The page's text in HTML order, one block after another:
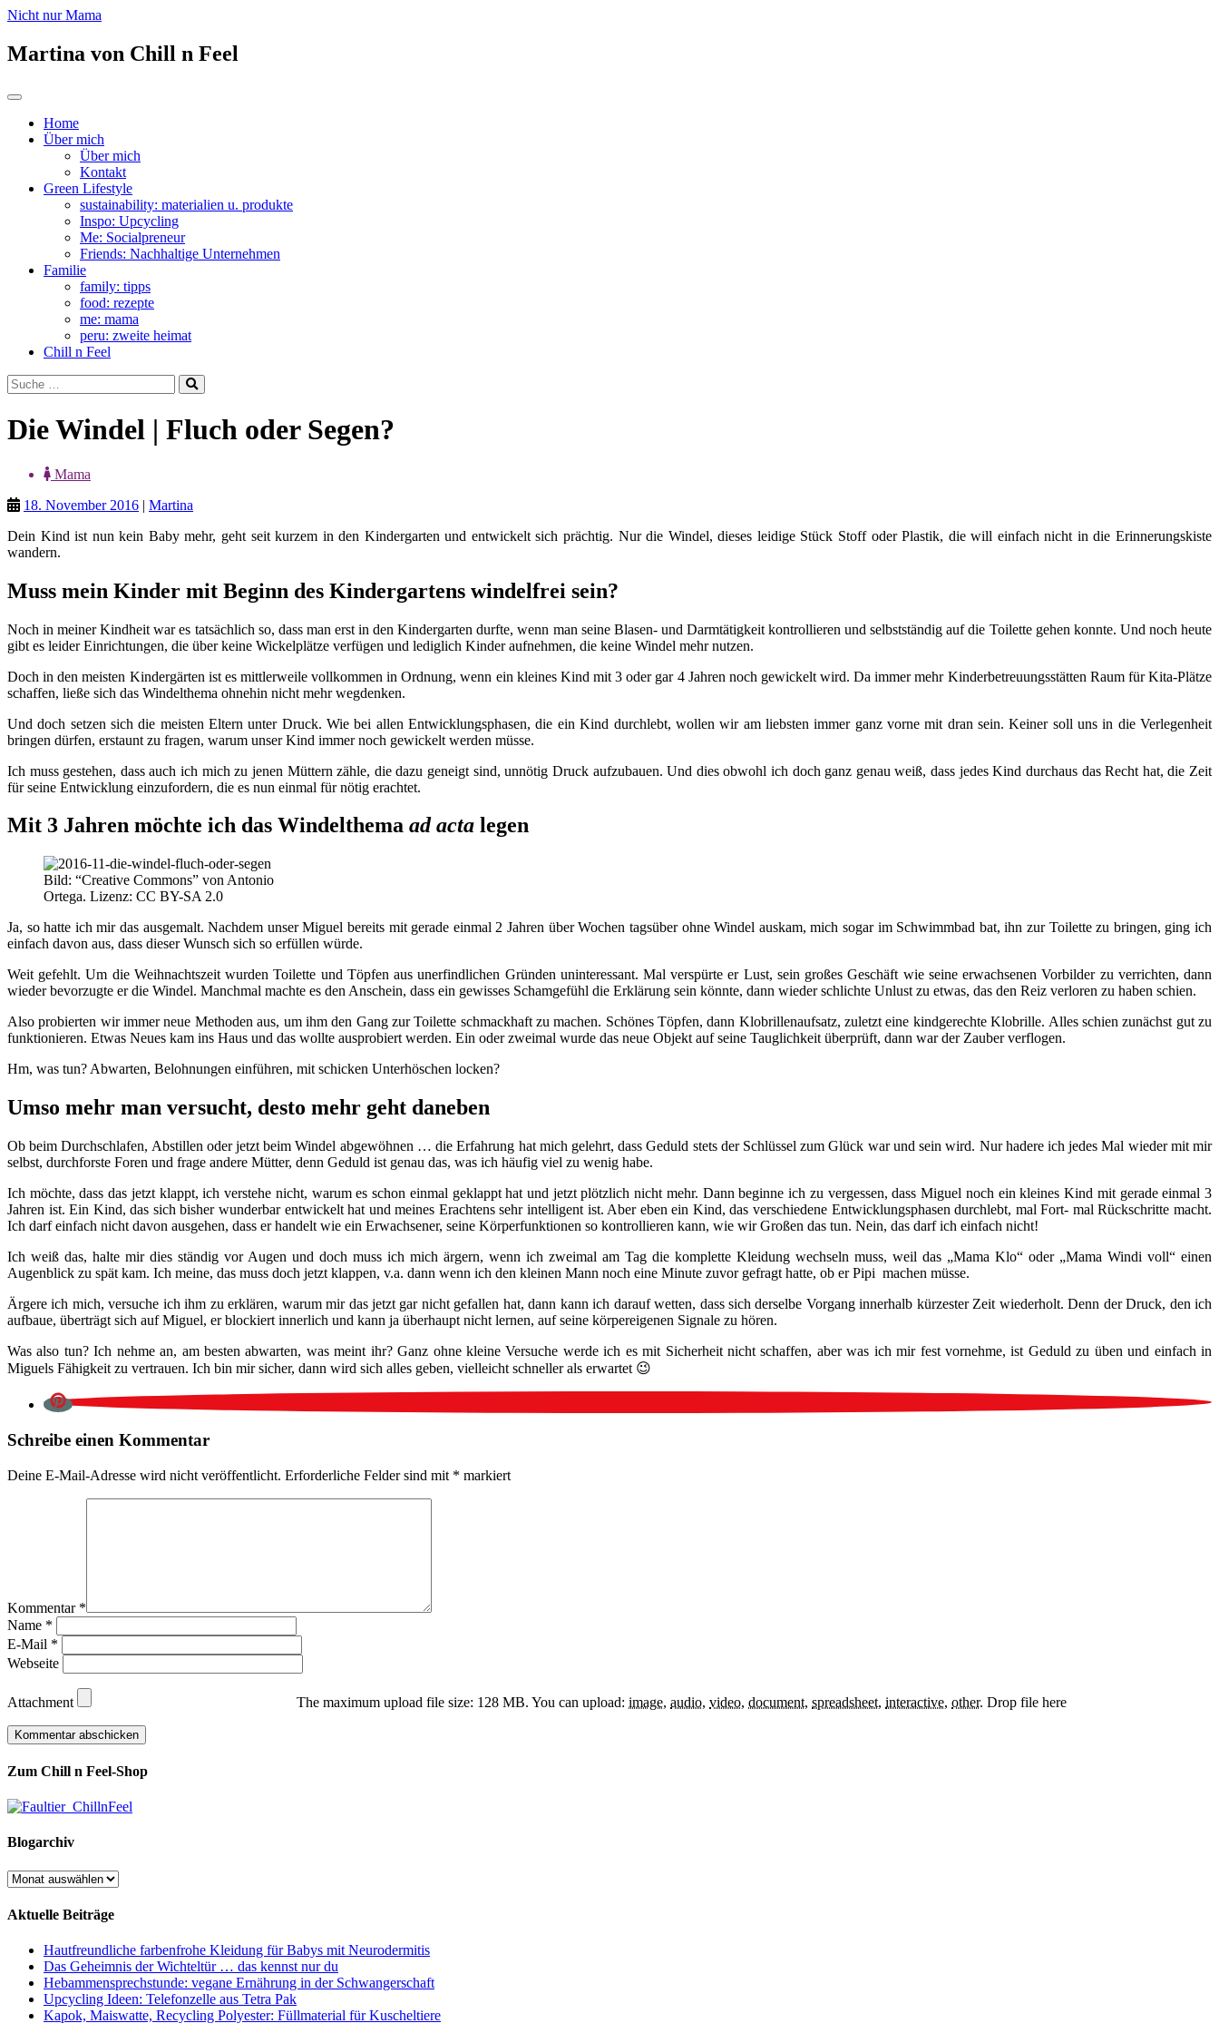
Nicht nur Mama
Martina von Chill n Feel
Zum
springen
Toggle
navigationHome
Über mich
Über mich
Kontakt
Green Lifestyle
sustainability: materialien u. produkte
Inspo: Upcycling
Me: Socialpreneur
Friends: Nachhaltige Unternehmen
Familie
family: tipps
food: rezepte
me: mama
peru: zweite heimat
Chill n Feel
Die Windel | Fluch oder Segen?
Mama
18. November 2016 | Martina
Dein Kind ist nun kein Baby mehr, geht seit kurzem in den Kindergarten und entwickelt sich prächtig. Nur die Windel, dieses leidige Stück Stoff oder Plastik, die will einfach nicht in die Erinnerungskiste
wandern.
Muss mein Kinder mit Beginn des Kindergartens windelfrei sein?
Noch in meiner Kindheit war es tatsächlich so, dass man erst in den Kindergarten durfte, wenn man seine Blasen- und Darmtätigkeit kontrollieren und selbstständig auf die Toilette gehen konnte. Und noch heute
gibt es leider Einrichtungen, die über keine Wickelplätze verfügen und lediglich Kinder aufnehmen, die keine Windel mehr nutzen.
Doch in den meisten Kindergärten ist es mittlerweile vollkommen in Ordnung, wenn ein kleines Kind mit 3 oder gar 4 Jahren noch gewickelt wird. Da immer mehr Kinderbetreuungsstätten Raum für Kita-Plätze
schaffen, ließe sich das Windelthema ohnehin nicht mehr wegdenken.
Und doch setzen sich die meisten Eltern unter Druck. Wie bei allen Entwicklungsphasen, die ein Kind durchlebt, wollen wir am liebsten immer ganz vorne mit dran sein. Keiner soll uns in die Verlegenheit
bringen dürfen, erstaunt zu fragen, warum unser Kind immer noch gewickelt werden müsse.
Ich muss gestehen, dass auch ich mich zu jenen Müttern zähle, die dazu geneigt sind, unnötig Druck aufzubauen. Und dies obwohl ich doch ganz genau weiß, dass jedes Kind durchaus das Recht hat, die Zeit
für seine Entwicklung einzufordern, die es nun einmal für nötig erachtet.
Mit 3 Jahren möchte ich das Windelthema ad acta legen
Bild: “Creative Commons” von Antonio
Ortega. Lizenz: CC BY-SA 2.0
Ja, so hatte ich mir das ausgemalt. Nachdem unser Miguel bereits mit gerade einmal 2 Jahren über Wochen tagsüber ohne Windel auskam, mich sogar im Schwimmbad bat, ihn zur Toilette zu bringen, ging ich
einfach davon aus, dass dieser Wunsch sich so erfüllen würde.
Weit gefehlt. Um die Weihnachtszeit wurden Toilette und Töpfen aus unerfindlichen Gründen uninteressant. Mal verspürte er Lust, sein großes Geschäft wie seine erwachsenen Vorbilder zu verrichten, dann
wieder bevorzugte er die Windel. Manchmal machte es den Anschein, dass ein gewisses Schamgefühl die Erklärung sein könnte, dann wieder schlichte Unlust zu etwas, das den Reiz verloren zu haben schien.
Also probierten wir immer neue Methoden aus, um ihm den Gang zur Toilette schmackhaft zu machen. Schönes Töpfen, dann Klobrillenaufsatz, zuletzt eine kindgerechte Klobrille. Alles schien zunächst gut zu
funktionieren. Etwas Neues kam ins Haus und das wollte ausprobiert werden. Ein oder zweimal wurde das neue Objekt auf seine Tauglichkeit überprüft, dann war der Zauber verflogen.
Hm, was tun? Abwarten, Belohnungen einführen, mit schicken Unterhöschen locken?
Umso mehr man versucht, desto mehr geht daneben
Ob beim Durchschlafen, Abstillen oder jetzt beim Windel abgewöhnen … die Erfahrung hat mich gelehrt, dass Geduld stets der Schlüssel zum Glück war und sein wird. Nur hadere ich jedes Mal wieder mit mir
selbst, durchforste Foren und frage andere Mütter, denn Geduld ist genau das, was ich häufig viel zu wenig habe.
Ich möchte, dass das jetzt klappt, ich verstehe nicht, warum es schon einmal geklappt hat und jetzt plötzlich nicht mehr. Dann beginne ich zu vergessen, dass Miguel noch ein kleines Kind mit gerade einmal 3
Jahren ist. Ein Kind, das sich bisher wunderbar entwickelt hat und meines Erachtens sehr intelligent ist. Aber eben ein Kind, das verschiedene Entwicklungsphasen durchlebt, mal Fort- mal Rückschritte macht.
Ich darf einfach nicht davon ausgehen, dass er handelt wie ein Erwachsener, seine Körperfunktionen so kontrollieren kann, wie wir Großen das tun. Nein, das darf ich einfach nicht!
Ich weiß das, halte mir dies ständig vor Augen und doch muss ich mich ärgern, wenn ich zweimal am Tag die komplette Kleidung wechseln muss, weil das „Mama Klo“ oder „Mama Windi voll“ einen
Augenblick zu spät kam. Ich meine, das muss doch jetzt klappen, v.a. dann wenn ich den kleinen Mann noch eine Minute zuvor gefragt hatte, ob er Pipi machen müsse.
Ärgere ich mich, versuche ich ihm zu erklären, warum mir das jetzt gar nicht gefallen hat, dann kann ich darauf wetten, dass sich derselbe Vorgang innerhalb kürzester Zeit wiederholt. Denn der Druck, den ich
aufbaue, überträgt sich auf Miguel, er blockiert innerlich und kann ja überhaupt nicht lernen, auf seine körpereigenen Signale zu hören.
Was also tun? Ich nehme an, am besten abwarten, was meint ihr? Ganz ohne kleine Versuche werde ich es mit Sicherheit nicht schaffen, aber was ich mir fest vornehme, ist Geduld zu üben und einfach in
Miguels Fähigkeit zu vertrauen. Ich bin mir sicher, dann wird sich alles geben, vielleicht schneller als erwartet 😉
Schreibe einen Kommentar
Deine E-Mail-Adresse wird nicht veröffentlicht. Erforderliche Felder sind mit * markiert
Kommentar *
Name *
E-Mail *
Webseite
Attachment The maximum upload file size: 128 MB. You can upload: image, audio, video, document, spreadsheet, interactive, other. Drop file here
Zum Chill n Feel-Shop
Blogarchiv
Blogarchiv
Aktuelle Beiträge
Hautfreundliche farbenfrohe Kleidung für Babys mit Neurodermitis
Das Geheimnis der Wichteltür … das kennst nur du
Hebammensprechstunde: vegane Ernährung in der Schwangerschaft
Upcycling Ideen: Telefonzelle aus Tetra Pak
Kapok, Maiswatte, Recycling Polyester: Füllmaterial für Kuscheltiere